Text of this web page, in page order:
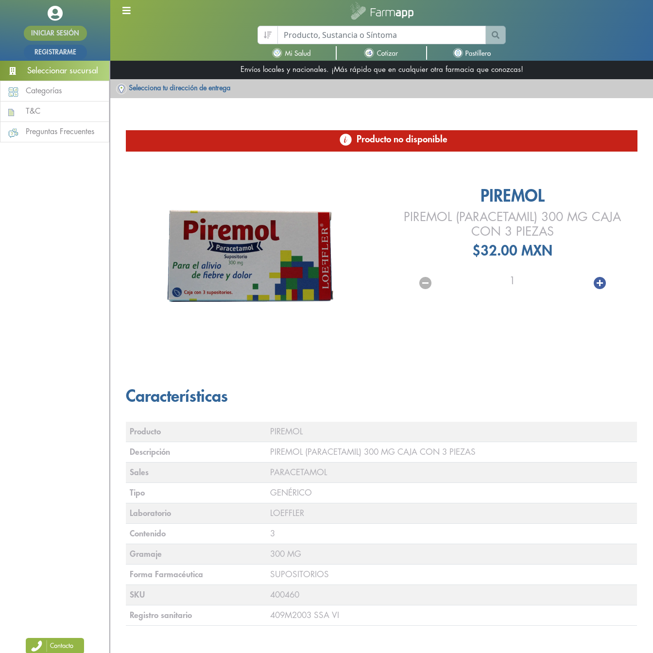
INICIAR SESIÓN
REGISTRARME
Seleccionar sucursal
Categorías
T&C
Preguntas Frecuentes
Envíos locales y nacionales. ¡Más rápido que en cualquier otra farmacia que conozcas!
Selecciona tu dirección de entrega
Producto no disponible
PIREMOL
PIREMOL (PARACETAMIL) 300 MG CAJA
CON 3 PIEZAS
$32.00 MXN
1
Características
Producto PIREMOL
Descripción PIREMOL (PARACETAMIL) 300 MG CAJA CON 3 PIEZAS
Sales PARACETAMOL
Tipo GENÉRICO
Laboratorio LOEFFLER
Contenido 3
Gramaje 300 MG
Forma Farmacéutica SUPOSITORIOS
SKU 400460
Registro sanitario 409M2003 SSA VI